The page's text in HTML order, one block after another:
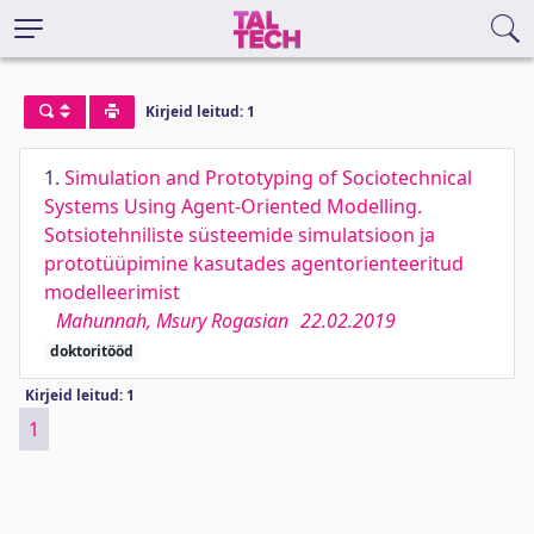
Kirjeid leitud: 1
1. Simulation and Prototyping of Sociotechnical
Systems Using Agent-Oriented Modelling.
Sotsiotehniliste süsteemide simulatsioon ja
prototüüpimine kasutades agentorienteeritud
modelleerimist
Mahunnah, Msury Rogasian 22.02.2019
doktoritööd
Kirjeid leitud: 1
1